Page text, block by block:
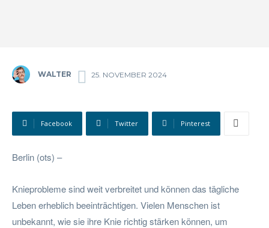
WALTER 25. NOVEMBER 2024
Facebook Twitter Pinterest
Berlin (ots) –
Knieprobleme sind weit verbreitet und können das tägliche
Leben erheblich beeinträchtigen. Vielen Menschen ist
unbekannt, wie sie ihre Knie richtig stärken können, um